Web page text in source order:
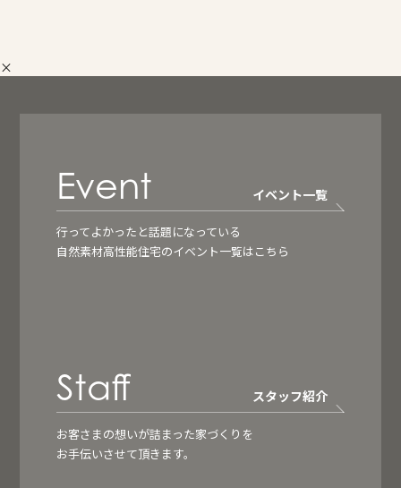
×
Event イベント一覧
行ってよかったと話題になっている
自然素材高性能住宅のイベント一覧はこちら
Staff スタッフ紹介
お客さまの想いが詰まった家づくりを
お手伝いさせて頂きます。